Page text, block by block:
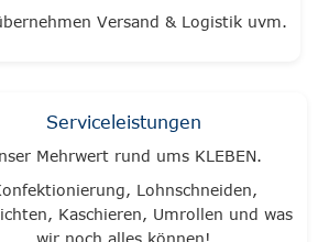
Versand & Logistik uvm.
Serviceleistungen
Mehrwert rund ums KLEBEN.
Lohnschneiden,
Kaschieren, Umrollen und was
wir noch alles können!